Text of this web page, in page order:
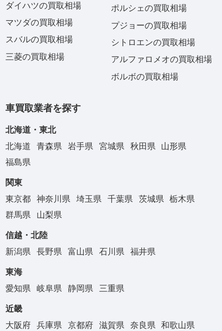
ダイハツの買取相場
マツダの買取相場
スバルの買取相場
三菱の買取相場
ポルシェの買取相場
プジョーの買取相場
シトロエンの買取相場
アルファロメオの買取相場
ボルボの買取相場
車買取業者を探す
北海道・東北
北海道
青森県 岩手県 宮城県 秋田県
山形県
福島県
関東
東京都
神奈川県 埼玉県 千葉県 茨城県
栃木県
群馬県
山梨県
信越・北陸
新潟県
長野県 富山県 石川県 福井県
東海
愛知県
岐阜県 静岡県 三重県
近畿
大阪府
兵庫県 京都府 滋賀県 奈良県 和歌山県